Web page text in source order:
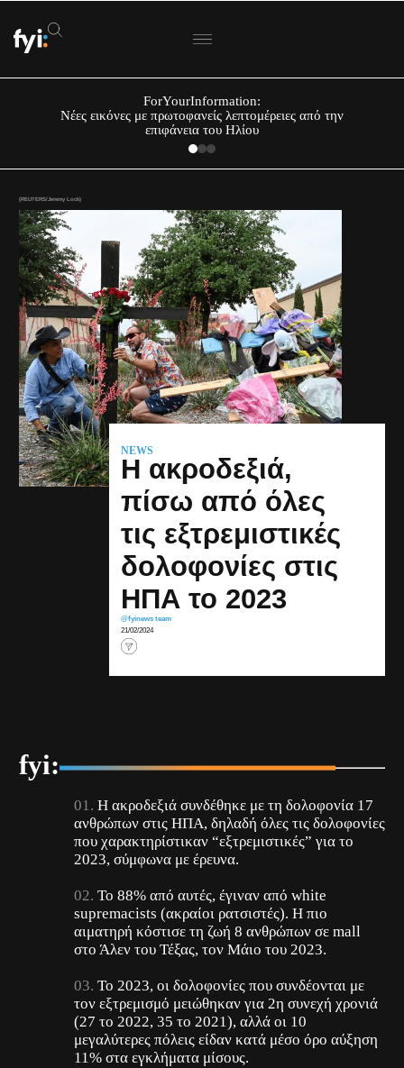
ForYourInformation:
Νέες εικόνες με πρωτοφανείς λεπτομέρειες από την
επιφάνεια του Ηλίου
(REUTERS/Jeremy Lock)
NEWS
Η ακροδεξιά,
πίσω από όλες
τις εξτρεμιστικές
δολοφονίες στις
ΗΠΑ το 2023
@fyinews team
21/02/2024
fyi:
Η ακροδεξιά συνδέθηκε με τη δολοφονία 17
ανθρώπων στις ΗΠΑ, δηλαδή όλες τις δολοφονίες
που χαρακτηρίστικαν “εξτρεμιστικές” για το
2023, σύμφωνα με έρευνα.
Το 88% από αυτές, έγιναν από white
supremacists (ακραίοι ρατσιστές). Η πιο
αιματηρή κόστισε τη ζωή 8 ανθρώπων σε mall
στο Άλεν του Τέξας, τον Μάιο του 2023.
Το 2023, οι δολοφονίες που συνδέονται με
τον εξτρεμισμό μειώθηκαν για 2η συνεχή χρονιά
(27 το 2022, 35 το 2021), αλλά οι 10
μεγαλύτερες πόλεις είδαν κατά μέσο όρο αύξηση
11% στα εγκλήματα μίσους.